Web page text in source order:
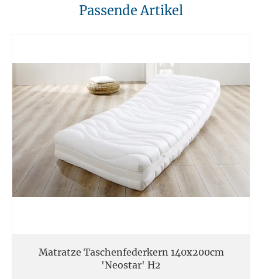
Passende Artikel
Matratze Taschenfederkern 140x200cm
'Neostar' H2